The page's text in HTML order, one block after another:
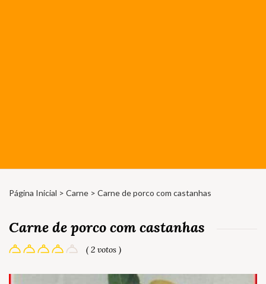
Página Inicial > Carne > Carne de porco com castanhas
Carne de porco com castanhas
( 2 votos )